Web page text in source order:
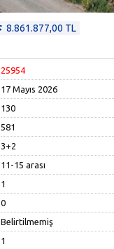
8.861.877,00 TL
25954
17 Mayıs 2026
130
581
3+2
11-15 arası
1
0
Belirtilmemiş
1